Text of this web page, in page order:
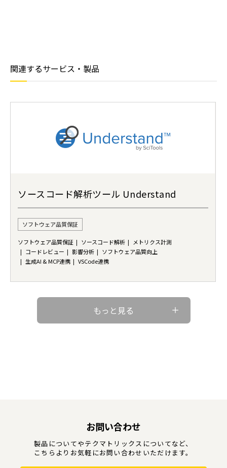
関連するサービス・製品
ソースコード解析ツール Understand
ソフトウェア品質保証
ソフトウェア品質保証 ソースコード解析
メトリクス計測
コードレビュー
影響分析
ソフトウェア品質向上
生成AI & MCP連携
VSCode連携
もっと見る
お問い合わせ
製品についてやテクマトリックスについてなど、
こちらよりお気軽にお問い合わせいただけます。